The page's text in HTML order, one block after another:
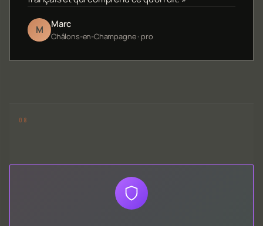
M Marc
Châlons-en-Champagne · pro